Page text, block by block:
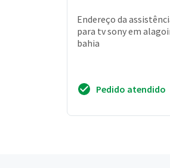
Endereço da
para tv sony em
bahia
Pedido atendido